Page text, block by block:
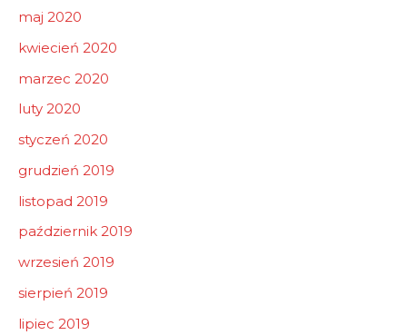
maj 2020
kwiecień 2020
marzec 2020
luty 2020
styczeń 2020
grudzień 2019
listopad 2019
październik 2019
wrzesień 2019
sierpień 2019
lipiec 2019